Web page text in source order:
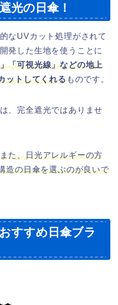
光の日傘！
なUVカット処理がされて
発した生地を使うことに
「可視光線」などの地上
ットしてくれるものです。
、完全遮光ではありませ
た、日光アレルギーの方
造の日傘を選ぶのが良いで
すすめ日傘ブラ